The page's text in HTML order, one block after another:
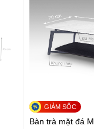
Bàn trà mặt đá